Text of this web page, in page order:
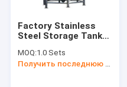
Factory Stainless
Steel Storage Tank
Chemicals, Water
MOQ:1.0 Sets
Получить последнюю цену